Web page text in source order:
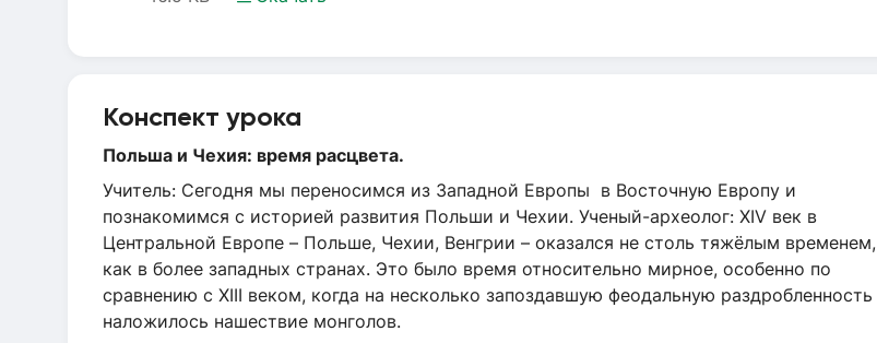
Конспект урока
Польша и Чехия: время расцвета.
Учитель: Сегодня мы переносимся из Западной Европы в Восточную Европу и
познакомимся с историей развития Польши и Чехии. Ученый-археолог: XIV век в
Центральной Европе – Польше, Чехии, Венгрии – оказался не столь тяжёлым временем,
как в более западных странах. Это было время относительно мирное, особенно по
сравнению с XIII веком, когда на несколько запоздавшую феодальную раздробленность
наложилось нашествие монголов.